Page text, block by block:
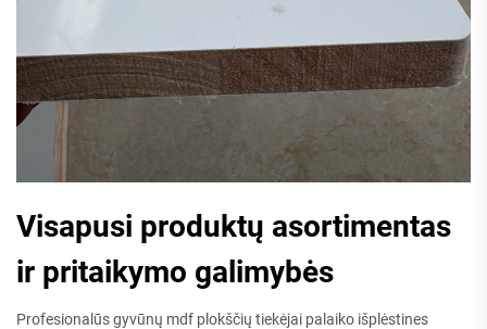
Visapusi produktų asortimentas
ir pritaikymo galimybės
Profesionalūs gyvūnų mdf plokščių tiekėjai palaiko išplėstines